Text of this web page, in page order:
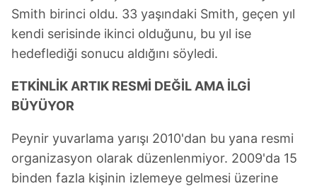
Smith birinci oldu. 33 yaşındaki Smith, geçen yıl
kendi serisinde ikinci olduğunu, bu yıl ise
hedeflediği sonucu aldığını söyledi.
ETKİNLİK ARTIK RESMİ DEĞİL AMA İLGİ
BÜYÜYOR
Peynir yuvarlama yarışı 2010'dan bu yana resmi
organizasyon olarak düzenlenmiyor. 2009'da 15
binden fazla kişinin izlemeye gelmesi üzerine